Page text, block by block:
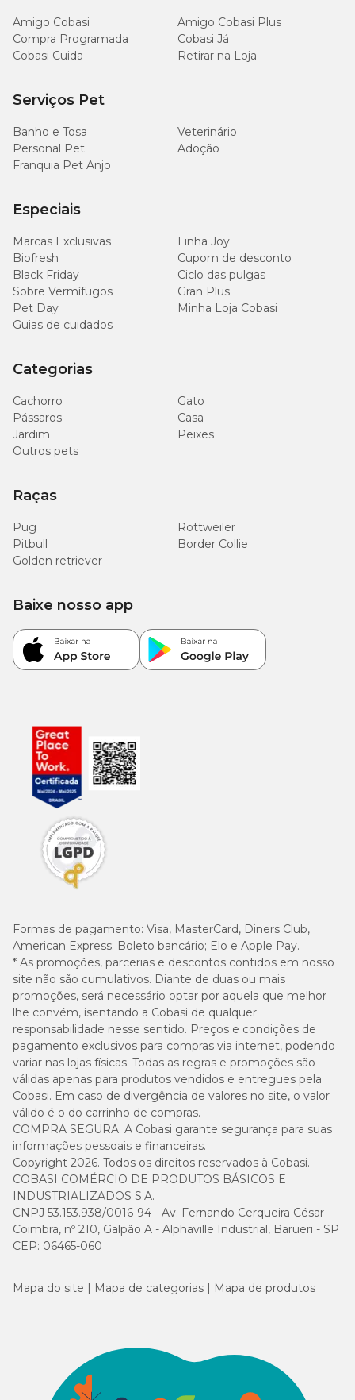
Amigo Cobasi
Amigo Cobasi Plus
Compra Programada
Cobasi Já
Cobasi Cuida
Retirar na Loja
Serviços Pet
Banho e Tosa
Veterinário
Personal Pet
Adoção
Franquia Pet Anjo
Especiais
Marcas Exclusivas
Linha Joy
Biofresh
Cupom de desconto
Black Friday
Ciclo das pulgas
Sobre Vermífugos
Gran Plus
Pet Day
Minha Loja Cobasi
Guias de cuidados
Categorias
Cachorro
Gato
Pássaros
Casa
Jardim
Peixes
Outros pets
Raças
Pug
Rottweiler
Pitbull
Border Collie
Golden retriever
Formas de pagamento: Visa, MasterCard, Diners Club,
American Express; Boleto bancário; Elo e Apple Pay.
* As promoções, parcerias e descontos contidos em nosso
site não são cumulativos. Diante de duas ou mais
promoções, será necessário optar por aquela que melhor
lhe convém, isentando a Cobasi de qualquer
responsabilidade nesse sentido. Preços e condições de
pagamento exclusivos para compras via internet, podendo
variar nas lojas físicas. Todas as regras e promoções são
válidas apenas para produtos vendidos e entregues pela
Cobasi. Em caso de divergência de valores no site, o valor
válido é o do carrinho de compras.
COMPRA SEGURA. A Cobasi garante segurança para suas
informações pessoais e financeiras.
Copyright 2026. Todos os direitos reservados à Cobasi.
COBASI COMÉRCIO DE PRODUTOS BÁSICOS E
INDUSTRIALIZADOS S.A.
CNPJ 53.153.938/0016-94 - Av. Fernando Cerqueira César
Coimbra, nº 210, Galpão A - Alphaville Industrial, Barueri - SP
CEP: 06465-060
Baixe nosso app
Mapa do site Mapa de categorias Mapa de produtos